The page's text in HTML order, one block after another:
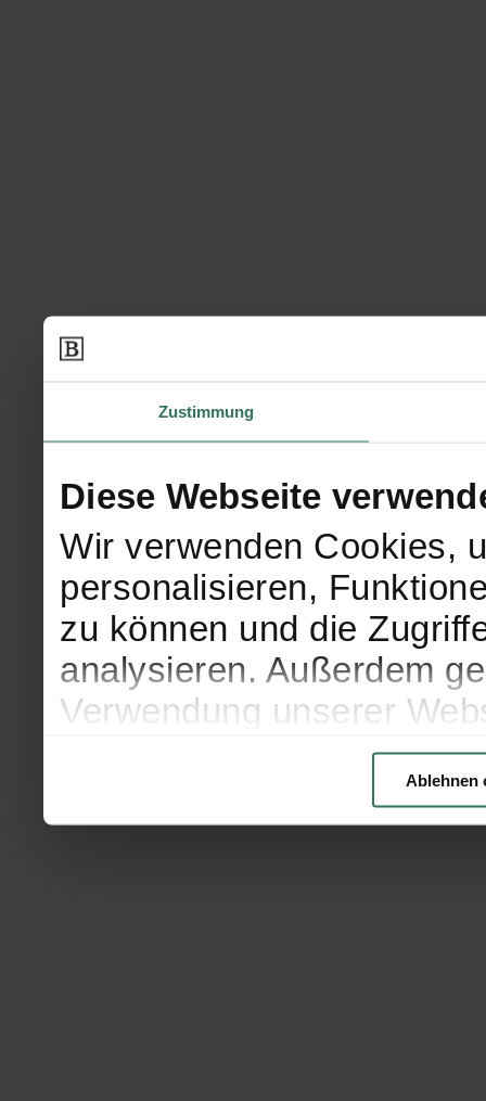
Zustimmung
Diese Webseite
Wir verwenden Cookies,
personalisieren,
zu können und die
analysieren. Außerdem
Verwendung unserer
soziale Medien,
Partner führen diese
weiteren Daten
Ablehnen